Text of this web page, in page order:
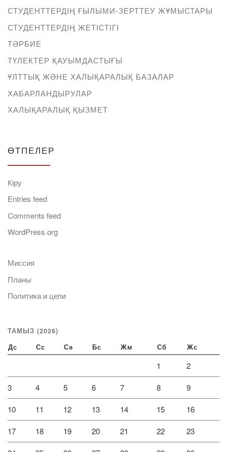
СТУДЕНТТЕРДІҢ ҒЫЛЫМИ-ЗЕРТТЕУ ЖҰМЫСТАРЫ
СТУДЕНТТЕРДІҢ ЖЕТІСТІГІ
ТӘРБИЕ
ТҮЛЕКТЕР ҚАУЫМДАСТЫҒЫ
ҰЛТТЫҚ ЖӘНЕ ХАЛЫҚАРАЛЫҚ БАЗАЛАР
ХАБАРЛАНДЫРУЛАР
ХАЛЫҚАРАЛЫҚ ҚЫЗМЕТ
ӨТПЕЛЕР
Кіру
Entries feed
Comments feed
WordPress.org
Миссия
Планы
Политика и цели
ТАМЫЗ (2026)
Дс Сс Сә Бс Жм Сб Жс
1 2
3 4 5 6 7 8 9
10 11 12 13 14 15 16
17 18 19 20 21 22 23